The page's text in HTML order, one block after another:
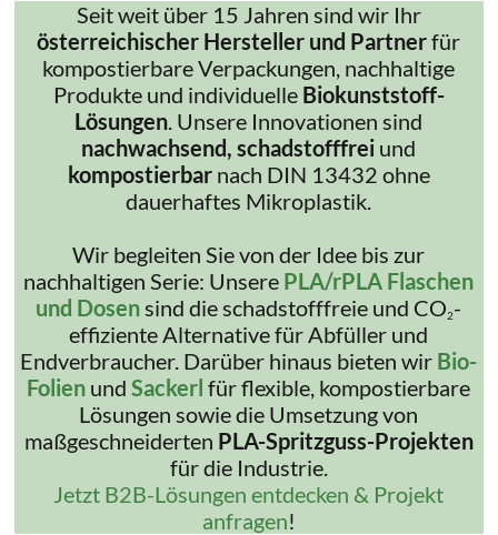
Seit weit über 15 Jahren sind wir Ihr
österreichischer Hersteller und Partnerfür
kompostierbare Verpackungen, nachhaltige
Produkte und individuelle Biokunststoff-
Lösungen. Unsere Innovationen sind
nachwachsend, schadstofffrei und
kompostierbar nach DIN 13432 ohne
dauerhaftes Mikroplastik.
Wir begleiten Sie von der Idee bis zur
nachhaltigen Serie: Unsere PLA/rPLA Flaschen
und Dosensind die schadstofffreie und CO2-
effiziente Alternative für Abfüller und
Endverbraucher. Darüber hinaus bieten wir Bio-
Folien undSackerl für flexible, kompostierbare
Lösungen sowie die Umsetzung von
maßgeschneiderten PLA-Spritzguss-Projekten
für die Industrie.
Jetzt B2B-Lösungen entdecken & Projekt
anfragen!